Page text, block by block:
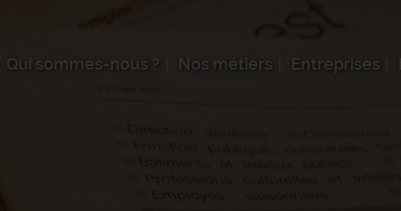
Qui sommes-nous ? Nos métiers Entreprises